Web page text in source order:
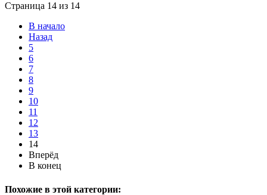
Страница 14 из 14
В начало
Назад
5
6
7
8
9
10
11
12
13
14
Вперёд
В конец
Похожие в этой категории: